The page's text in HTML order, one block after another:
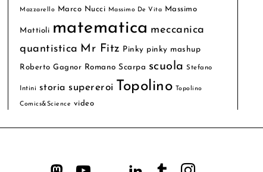
Mazzarello
Marco Nucci Massimo De Vita Massimo
Mattioli matematica meccanica
quantistica Mr Fitz Pinky pinky mashup
Roberto Gagnor Romano Scarpa scuola Stefano
Intini storia supereroi Topolino Topolino
Comics&Science video